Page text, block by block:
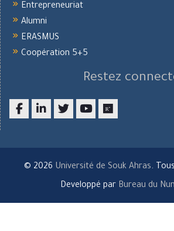
Entrepreneuriat
Alumni
ERASMUS
Coopération 5+5
Restez
© 2026 Université de Souk Ahras.
Developpé par Bureau du